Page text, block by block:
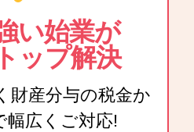
い始業が
ップ解決
財産分与の税金か
幅広くご対応!